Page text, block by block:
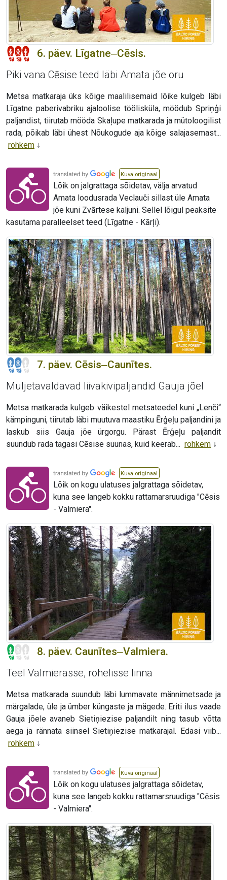
6. päev. Līgatne‒Cēsis.
Piki vana Cēsise teed läbi Amata jõe oru
Metsa matkaraja üks kõige maalilisemaid lõike kulgeb läbi
Līgatne paberivabriku ajaloolise töölisküla, möödub Spriņģi
paljandist, tiirutab mööda Skaļupe matkarada ja mütoloogilist
rada, põikab läbi ühest Nõukogude aja kõige salajasemast...
rohkem
Kuva originaal
Lõik on jalgrattaga sõidetav, välja arvatud
Amata loodusrada Veclauči sillast üle Amata
jõe kuni Zvārtese kaljuni. Sellel lõigul peaksite
kasutama paralleelset teed (Līgatne - Kārļi).
7. päev. Cēsis‒Caunītes.
Muljetavaldavad liivakivipaljandid Gauja jõel
Metsa matkarada kulgeb väikestel metsateedel kuni „Lenči“
kämpinguni, tiirutab läbi muutuva maastiku Ērģeļu paljandini ja
laskub siis Gauja jõe ürgorgu. Pärast Ērģeļu paljandit
suundub rada tagasi Cēsise suunas, kuid keerab... rohkem
Kuva originaal
Lõik on kogu ulatuses jalgrattaga sõidetav,
kuna see langeb kokku rattamarsruudiga "Cēsis
- Valmiera".
8. päev. Caunītes‒Valmiera.
Teel Valmierasse, rohelisse linna
Metsa matkarada suundub läbi lummavate männimetsade ja
märgalade, üle ja ümber küngaste ja mägede. Eriti ilus vaade
Gauja jõele avaneb Sietiņiezise paljandilt ning tasub võtta
aega ja rännata siinsel Sietiņiezise matkarajal. Edasi viib...
rohkem
Kuva originaal
Lõik on kogu ulatuses jalgrattaga sõidetav,
kuna see langeb kokku rattamarsruudiga "Cēsis
- Valmiera".